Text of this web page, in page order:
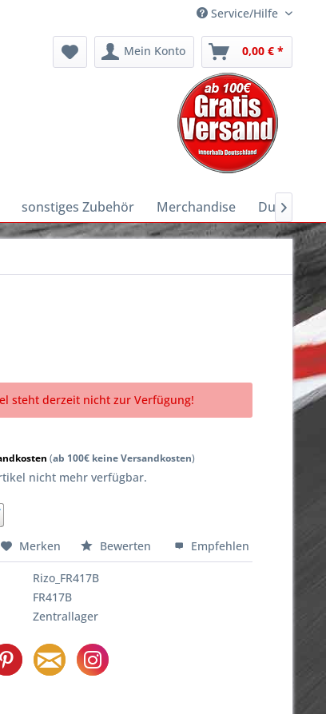
Service/Hilfe
Mein Konto 0,00 € *
sonstiges Zubehör Merchandise Ducati E-

steht derzeit nicht zur Verfügung!
(ab 100€ keine Versandkosten)
nicht mehr verfügbar.
Merken Bewerten Empfehlen
Rizo_FR417B
FR417B
Zentrallager